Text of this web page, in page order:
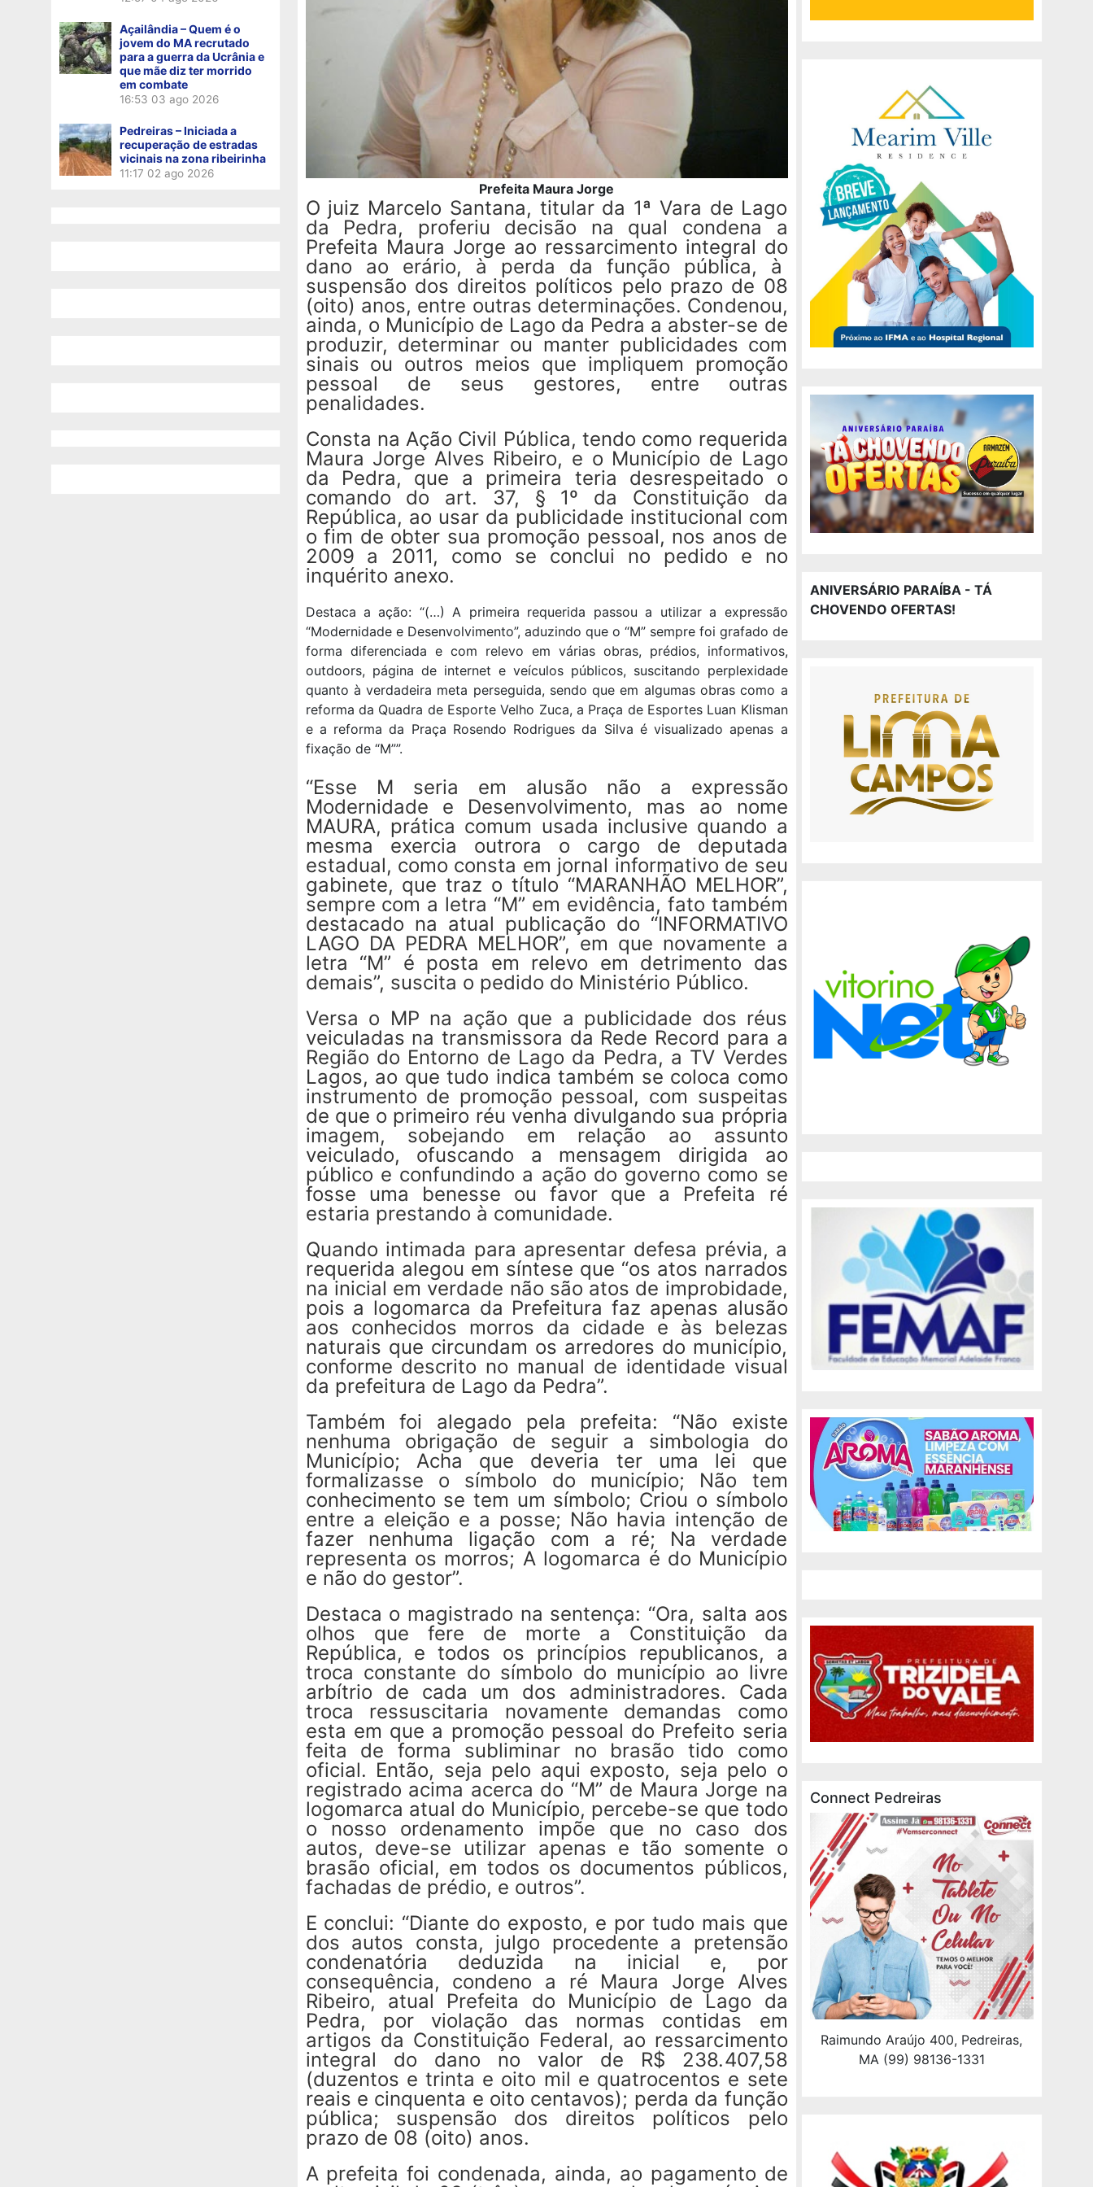
Açailândia – Quem é o
jovem do MA recrutado
para a guerra da Ucrânia e
que mãe diz ter morrido
em combate
16:53 03 ago 2026
Pedreiras – Iniciada a
recuperação de estradas
vicinais na zona ribeirinha
11:17 02 ago 2026
Prefeita Maura Jorge
O juiz Marcelo Santana, titular da 1ª Vara de Lago
da Pedra, proferiu decisão na qual condena a
Prefeita Maura Jorge ao ressarcimento integral do
dano ao erário, à perda da função pública, à
suspensão dos direitos políticos pelo prazo de 08
(oito) anos, entre outras determinações. Condenou,
ainda, o Município de Lago da Pedra a abster-se de
produzir, determinar ou manter publicidades com
sinais ou outros meios que impliquem promoção
pessoal de seus gestores, entre outras
penalidades.
Consta na Ação Civil Pública, tendo como requerida
Maura Jorge Alves Ribeiro, e o Município de Lago
da Pedra, que a primeira teria desrespeitado o
comando do art. 37, § 1º da Constituição da
República, ao usar da publicidade institucional com
o fim de obter sua promoção pessoal, nos anos de
2009 a 2011, como se conclui no pedido e no
inquérito anexo.
Destaca a ação: “(…) A primeira requerida passou a utilizar a expressão
“Modernidade e Desenvolvimento”, aduzindo que o “M” sempre foi grafado de
forma diferenciada e com relevo em várias obras, prédios, informativos,
outdoors, página de internet e veículos públicos, suscitando perplexidade
quanto à verdadeira meta perseguida, sendo que em algumas obras como a
reforma da Quadra de Esporte Velho Zuca, a Praça de Esportes Luan Klisman
e a reforma da Praça Rosendo Rodrigues da Silva é visualizado apenas a
fixação de “M””.
“Esse M seria em alusão não a expressão
Modernidade e Desenvolvimento, mas ao nome
MAURA, prática comum usada inclusive quando a
mesma exercia outrora o cargo de deputada
estadual, como consta em jornal informativo de seu
gabinete, que traz o título “MARANHÃO MELHOR”,
sempre com a letra “M” em evidência, fato também
destacado na atual publicação do “INFORMATIVO
LAGO DA PEDRA MELHOR”, em que novamente a
letra “M” é posta em relevo em detrimento das
demais”, suscita o pedido do Ministério Público.
Versa o MP na ação que a publicidade dos réus
veiculadas na transmissora da Rede Record para a
Região do Entorno de Lago da Pedra, a TV Verdes
Lagos, ao que tudo indica também se coloca como
instrumento de promoção pessoal, com suspeitas
de que o primeiro réu venha divulgando sua própria
imagem, sobejando em relação ao assunto
veiculado, ofuscando a mensagem dirigida ao
público e confundindo a ação do governo como se
fosse uma benesse ou favor que a Prefeita ré
estaria prestando à comunidade.
Quando intimada para apresentar defesa prévia, a
requerida alegou em síntese que “os atos narrados
na inicial em verdade não são atos de improbidade,
pois a logomarca da Prefeitura faz apenas alusão
aos conhecidos morros da cidade e às belezas
naturais que circundam os arredores do município,
conforme descrito no manual de identidade visual
da prefeitura de Lago da Pedra”.
Também foi alegado pela prefeita: “Não existe
nenhuma obrigação de seguir a simbologia do
Município; Acha que deveria ter uma lei que
formalizasse o símbolo do município; Não tem
conhecimento se tem um símbolo; Criou o símbolo
entre a eleição e a posse; Não havia intenção de
fazer nenhuma ligação com a ré; Na verdade
representa os morros; A logomarca é do Município
e não do gestor”.
Destaca o magistrado na sentença: “Ora, salta aos
olhos que fere de morte a Constituição da
República, e todos os princípios republicanos, a
troca constante do símbolo do município ao livre
arbítrio de cada um dos administradores. Cada
troca ressuscitaria novamente demandas como
esta em que a promoção pessoal do Prefeito seria
feita de forma subliminar no brasão tido como
oficial. Então, seja pelo aqui exposto, seja pelo o
registrado acima acerca do “M” de Maura Jorge na
logomarca atual do Município, percebe-se que todo
o nosso ordenamento impõe que no caso dos
autos, deve-se utilizar apenas e tão somente o
brasão oficial, em todos os documentos públicos,
fachadas de prédio, e outros”.
E conclui: “Diante do exposto, e por tudo mais que
dos autos consta, julgo procedente a pretensão
condenatória deduzida na inicial e, por
consequência, condeno a ré Maura Jorge Alves
Ribeiro, atual Prefeita do Município de Lago da
Pedra, por violação das normas contidas em
artigos da Constituição Federal, ao ressarcimento
integral do dano no valor de R$ 238.407,58
(duzentos e trinta e oito mil e quatrocentos e sete
reais e cinquenta e oito centavos); perda da função
pública; suspensão dos direitos políticos pelo
prazo de 08 (oito) anos.
A prefeita foi condenada, ainda, ao pagamento de
ANIVERSÁRIO PARAÍBA - TÁ
CHOVENDO OFERTAS!
Connect Pedreiras
Raimundo Araújo 400, Pedreiras,
MA (99) 98136-1331